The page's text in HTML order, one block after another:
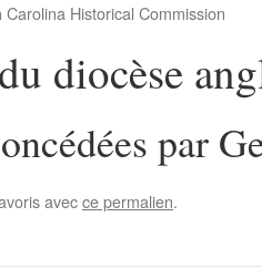
Historical Commission
diocèse
par
avecce permalien.